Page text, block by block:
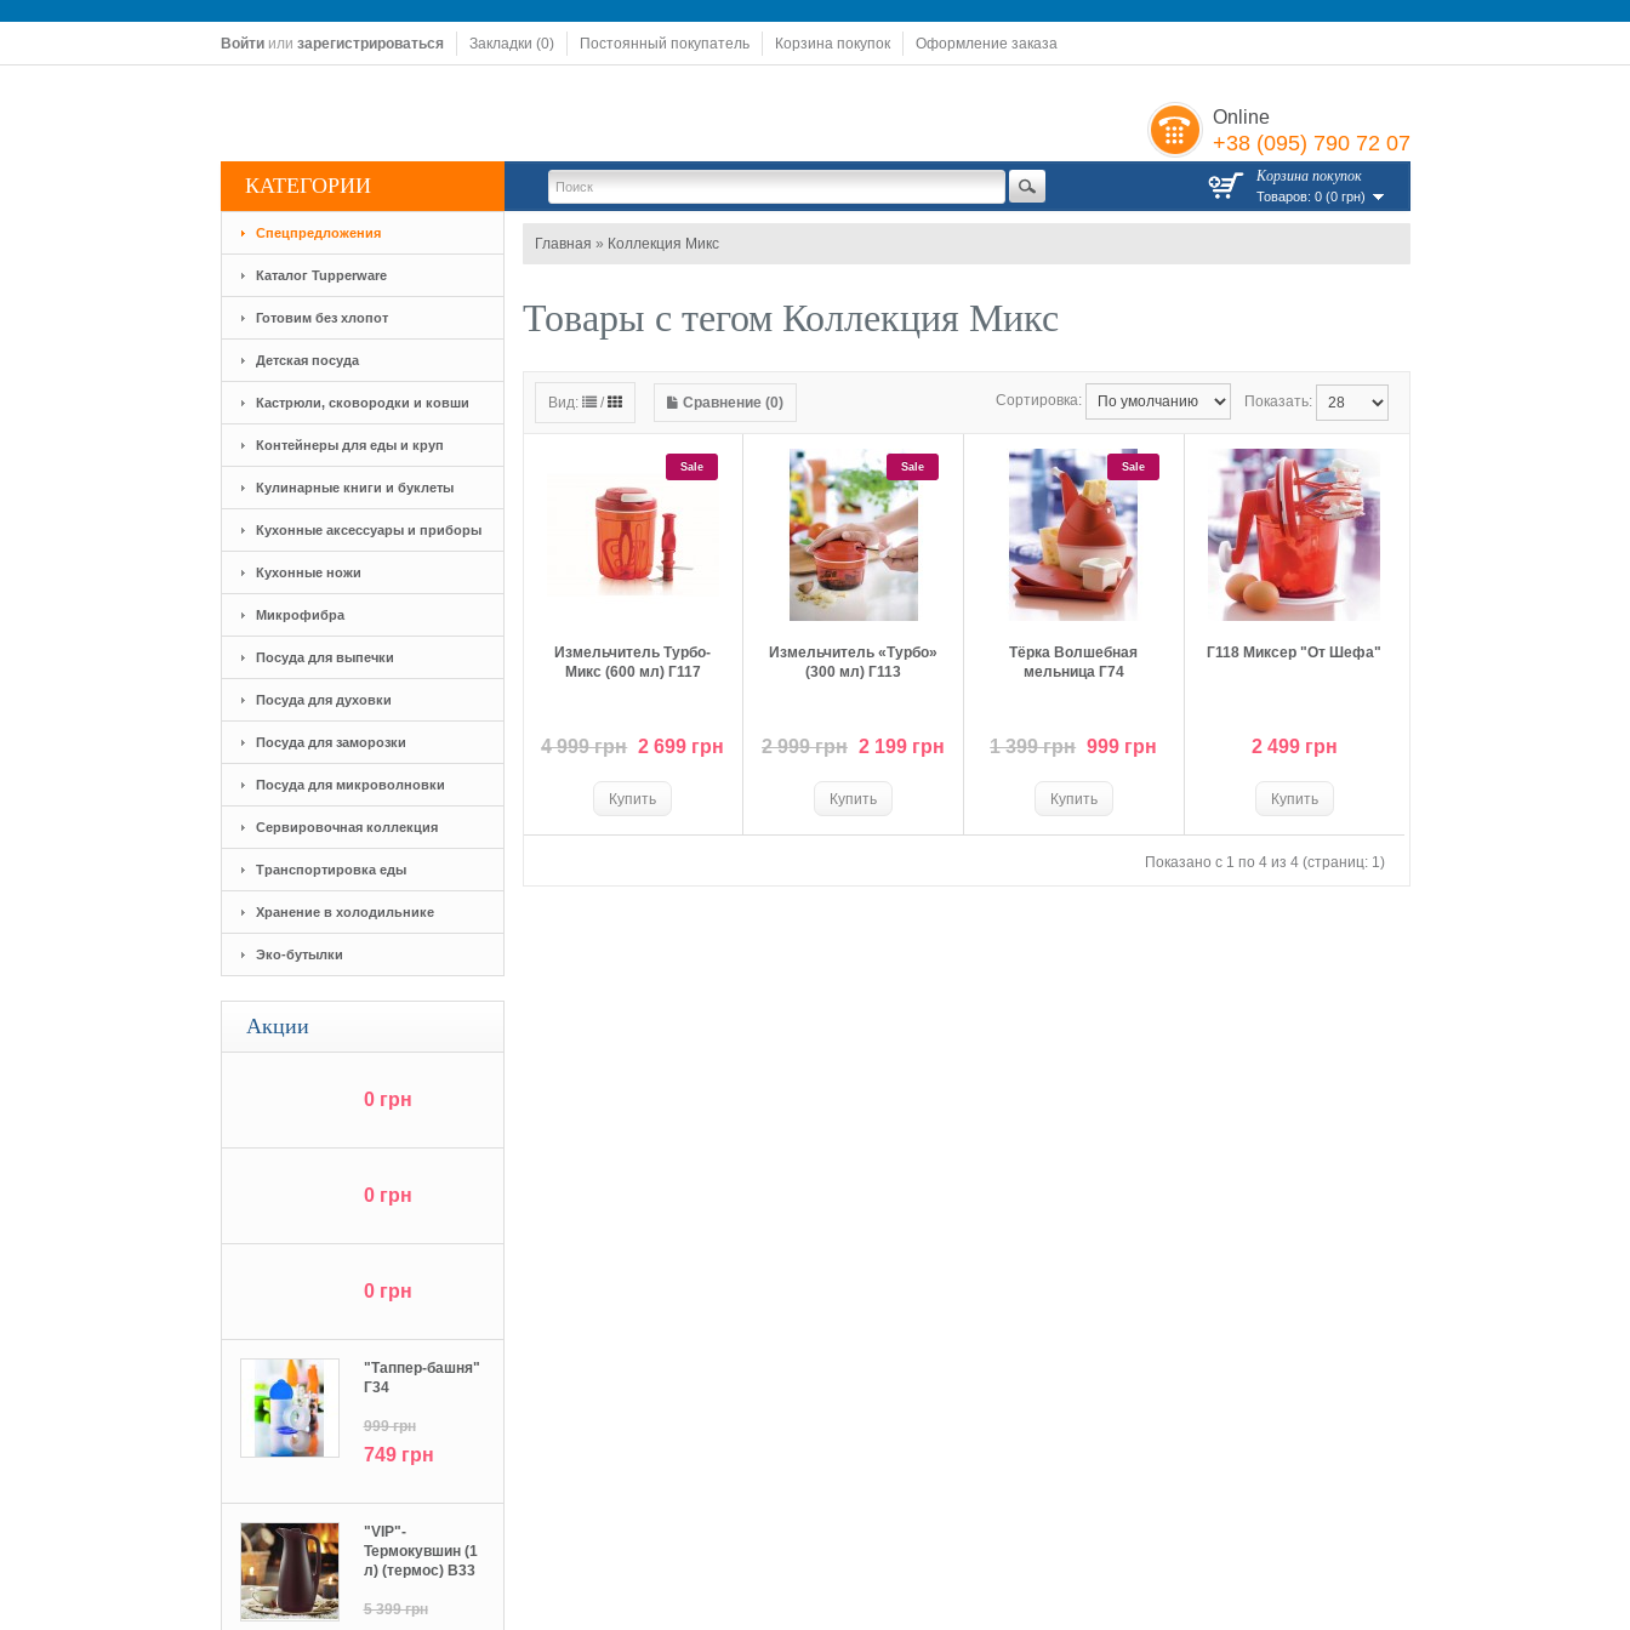
Войтиили зарегистрироваться Закладки (0) Постоянный покупатель Корзина покупок Оформление заказа
Online
+38 (095) 790 72 07
Корзина покупок
Товаров: 0 (0 грн)
КАТЕГОРИИ
Спецпредложения
Каталог Tupperware
Готовим без хлопот
Детская посуда
Кастрюли, сковородки и ковши
Контейнеры для еды и круп
Кулинарные книги и буклеты
Кухонные аксессуары и приборы
Кухонные ножи
Микрофибра
Посуда для выпечки
Посуда для духовки
Посуда для заморозки
Посуда для микроволновки
Сервировочная коллекция
Транспортировка еды
Хранение в холодильнике
Эко-бутылки
Акции
0 грн
0 грн
0 грн
"Tаппер-башня"
Г34
999 грн
749 грн
"VIP"-
Термокувшин (1
л) (термос) В33
5 399 грн
Главная » Коллекция Микс
Товары с тегом Коллекция Микс
Вид: / Сравнение (0) Показать:
Сортировка:
Sale
Измельчитель Турбо-
Микс (600 мл) Г117
4 999 грн 2 699 грн
Sale
Измельчитель «Турбо»
(300 мл) Г113
2 999 грн 2 199 грн
Sale
Тёрка Волшебная
мельница Г74
1 399 грн 999 грн
Г118 Миксер "От Шефа"
2 499 грн
Показано с 1 по 4 из 4 (страниц: 1)